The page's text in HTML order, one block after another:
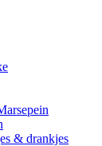
& drankjes